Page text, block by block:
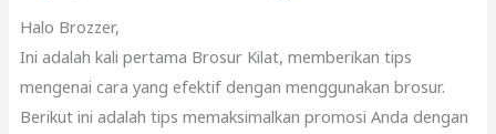
Halo Brozzer,
Ini adalah kali pertama Brosur Kilat, memberikan tips
mengenai cara yang efektif dengan menggunakan brosur.
Berikut ini adalah tips memaksimalkan promosi Anda dengan